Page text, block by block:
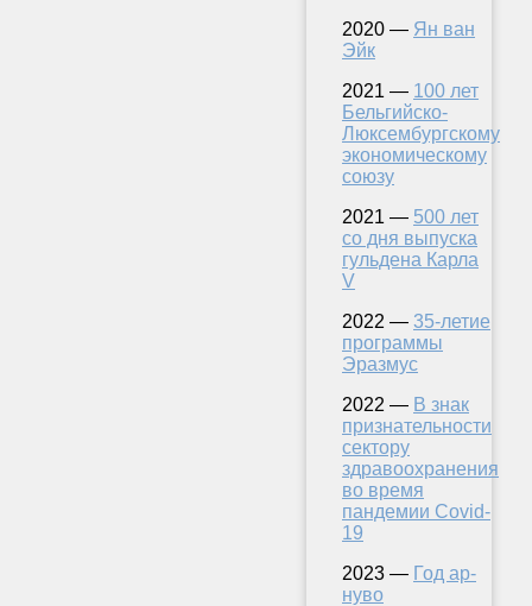
2020 — Ян ван
Эйк
2021 — 100 лет
Бельгийско-
Люксембургскому
экономическому
союзу
2021 — 500 лет
со дня выпуска
гульдена Карла
V
2022 — 35-летие
программы
Эразмус
2022 — В знак
признательности
сектору
здравоохранения
во время
пандемии Covid-
19
2023 — Год ар-
нуво